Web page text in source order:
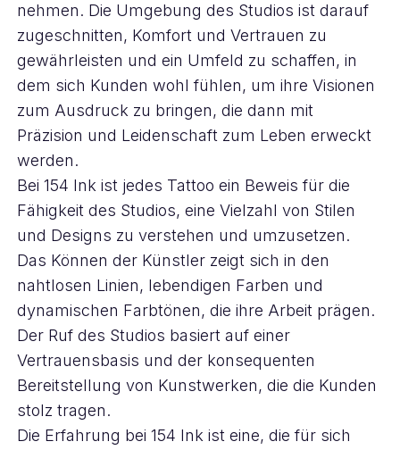
nehmen. Die Umgebung des Studios ist darauf
zugeschnitten, Komfort und Vertrauen zu
gewährleisten und ein Umfeld zu schaffen, in
dem sich Kunden wohl fühlen, um ihre Visionen
zum Ausdruck zu bringen, die dann mit
Präzision und Leidenschaft zum Leben erweckt
werden.
Bei 154 Ink ist jedes Tattoo ein Beweis für die
Fähigkeit des Studios, eine Vielzahl von Stilen
und Designs zu verstehen und umzusetzen.
Das Können der Künstler zeigt sich in den
nahtlosen Linien, lebendigen Farben und
dynamischen Farbtönen, die ihre Arbeit prägen.
Der Ruf des Studios basiert auf einer
Vertrauensbasis und der konsequenten
Bereitstellung von Kunstwerken, die die Kunden
stolz tragen.
Die Erfahrung bei 154 Ink ist eine, die für sich